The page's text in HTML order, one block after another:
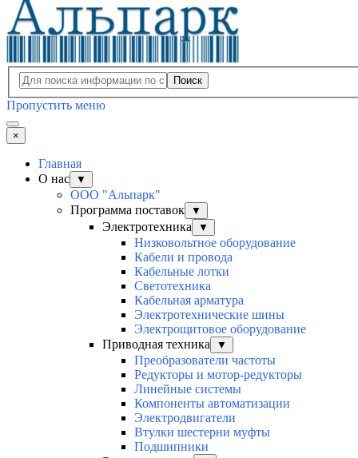
Поиск
Пропустить меню
×
Главная
О нас
▼
ООО "Альпарк"
Программа поставок
▼
Электротехника ▼
Низковольтное оборудование
Кабели и провода
Кабельные лотки
Светотехника
Кабельная арматура
Электротехнические шины
Электрощитовое оборудование
Приводная техника
▼
Преобразователи частоты
Редукторы и мотор-редукторы
Линейные системы
Компоненты автоматизации
Электродвигатели
Втулки шестерни муфты
Подшипники